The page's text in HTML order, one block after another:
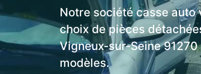
Notre société casse auto
choix de pièces
Vigneux-sur-Seine
modèles.